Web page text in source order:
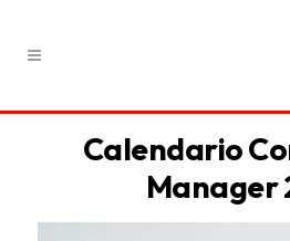
Calendario
Manager